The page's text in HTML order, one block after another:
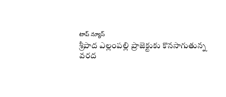
టాప్ న్యూస్
శ్రీపాద ఎల్లంపల్లి ప్రాజెక్టుకు కొనసాగుతున్న
వరద